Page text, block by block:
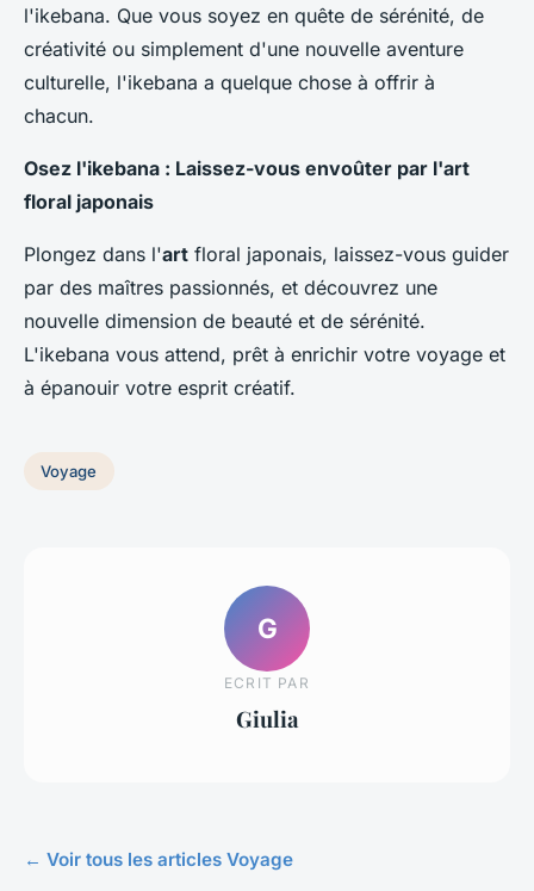
l'ikebana. Que vous soyez en quête de sérénité, de
créativité ou simplement d'une nouvelle aventure
culturelle, l'ikebana a quelque chose à offrir à
chacun.
Osez l'ikebana : Laissez-vous envoûter par l'art
floral japonais
Plongez dans l'art floral japonais, laissez-vous guider
par des maîtres passionnés, et découvrez une
nouvelle dimension de beauté et de sérénité.
L'ikebana vous attend, prêt à enrichir votre voyage et
à épanouir votre esprit créatif.
Voyage
G
ECRIT PAR
Giulia
← Voir tous les articles Voyage